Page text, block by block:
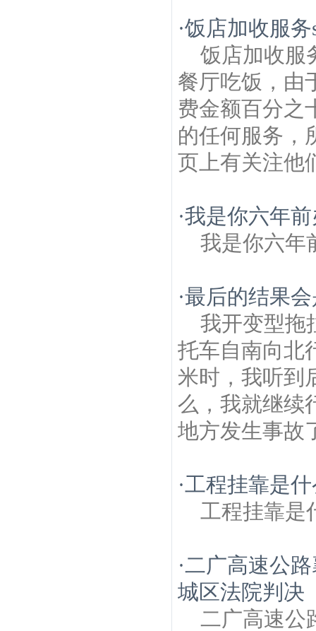
·饭店加收服务
饭店加收服
餐厅吃饭，由
费金额百分之
的任何服务，
页上有关注他
·我是你六年
我是你六年
·最后的结果
我开变型拖
托车自南向北
米时，我听到
么，我就继续
地方发生事故
·工程挂靠是
工程挂靠是
·二广高速公
城区法院判决
二广高速公